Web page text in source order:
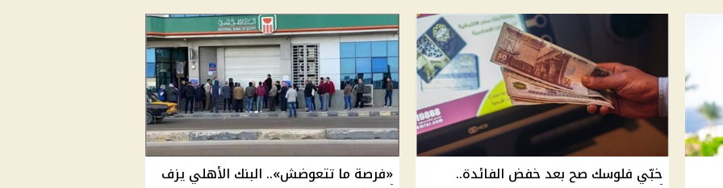
خبّي فلوسك صح بعد خفض الفائدة..
«فرصة ما تتعوضش».. البنك الأهلي يزف